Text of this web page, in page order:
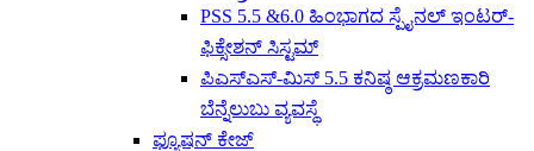
PSS 5.5 &6.0 ಹಿಂಭಾಗದ ಸ್ಪೈನಲ್ ಇಂಟರ್-
ಫಿಕ್ಸೇಶನ್ ಸಿಸ್ಟಮ್
ಪಿಎಸ್ಎಸ್-ಮಿಸ್ 5.5 ಕನಿಷ್ಠ ಆಕ್ರಮಣಕಾರಿ
ಬೆನ್ನೆಲುಬು ವ್ಯವಸ್ಥೆ
ಫ್ಯೂಷನ್ ಕೇಜ್